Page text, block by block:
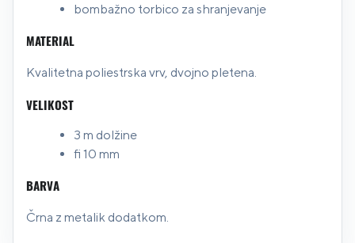
bombažno torbico za shranjevanje
MATERIAL
Kvalitetna poliestrska vrv, dvojno pletena.
VELIKOST
3 m dolžine
fi 10 mm
BARVA
Črna z metalik dodatkom.